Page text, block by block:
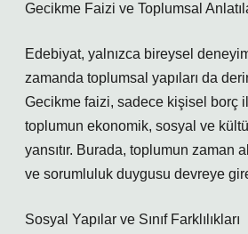
Gecikme Faizi ve Toplumsal
Edebiyat, yalnızca bireysel
zamanda toplumsal yapıları da
Gecikme faizi, sadece kişisel borç
toplumun ekonomik, sosyal ve
yansıtır. Burada, toplumun zaman
ve sorumluluk duygusu devreye
Sosyal Yapılar ve Sınıf Farklılıkları